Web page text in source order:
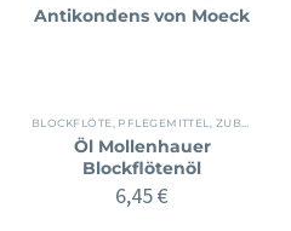
Antikondens von Moeck
BLOCKFLÖTE PFLEGEMITTEL ZUBEHÖR
Öl Mollenhauer
Blockflötenöl
6,45€